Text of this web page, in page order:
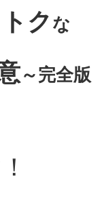
クな
～完全版